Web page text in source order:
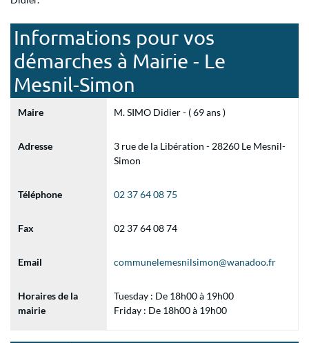
Informations pour vos
démarches à Mairie - Le
Mesnil-Simon
Maire M. SIMO Didier - ( 69 ans )
Adresse
3 rue de la Libération - 28260 Le Mesnil-
Simon
Téléphone 02 37 64 08 75
Fax 02 37 64 08 74
Email communelemesnilsimon@wanadoo.fr
Horaires de la
mairie
Tuesday : De 18h00 à 19h00
Friday : De 18h00 à 19h00